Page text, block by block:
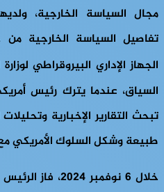
مجال السياسة الخارجية،
تفاصيل السياسة الخارجية
الجهاز الإداري البيروقراطي
السياق، عندما يترك رئيس
تبحث التقارير الإخبارية
طبيعة وشكل السلوك الأمريكي مع
خلال 6 نوفمبر